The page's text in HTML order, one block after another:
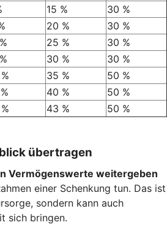
15 %
30 %
20 %
30 %
25 %
30 %
30 %
30 %
35 %
50 %
40 %
50 %
43 % 50 %
übertragen
Vermögenswerte weitergeben
einer Schenkung tun. Das ist
sondern kann auch
sich bringen.